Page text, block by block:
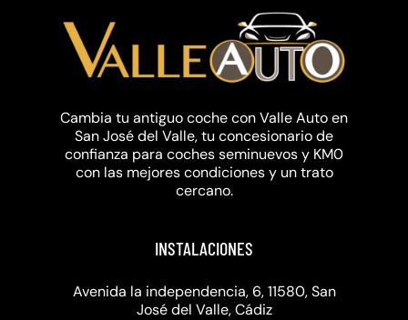
Cambia tu antiguo coche con Valle Auto en
San José del Valle, tu concesionario de
confianza para coches seminuevos y KM0
con las mejores condiciones y un trato
cercano.
INSTALACIONES
Avenida la independencia, 6, 11580, San
José del Valle, Cádiz